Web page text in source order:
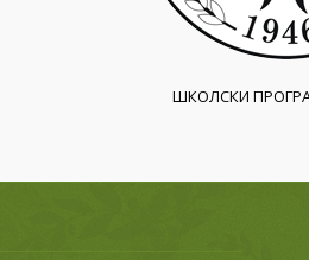
ШКОЛСКИ